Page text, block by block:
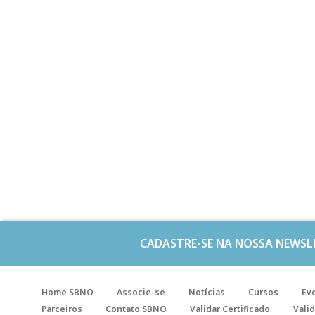
CADASTRE-SE NA NOSSA
Home SBNO Associe-se Notícias Cursos
Parceiros
Contato SBNO Validar Certificado